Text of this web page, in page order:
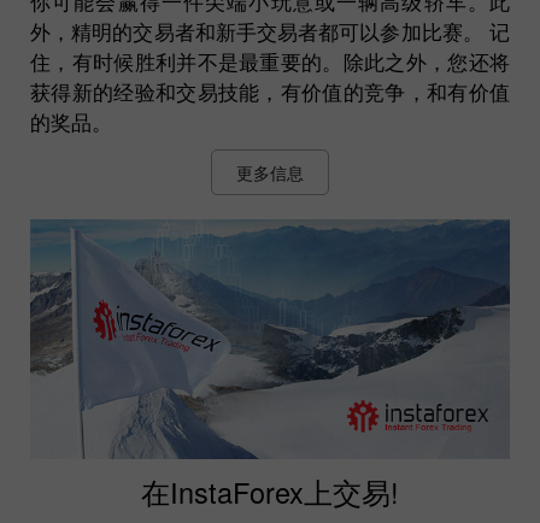
外，精明的交易者和新手交易者都可以参加比赛。 记
住，有时候胜利并不是最重要的。除此之外，您还将
获得新的经验和交易技能，有价值的竞争，和有价值
的奖品。
更多信息
在InstaForex上交易!